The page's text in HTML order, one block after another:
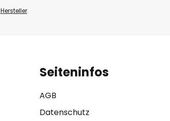
Hersteller.
Seiteninfos
AGB
Datenschutz